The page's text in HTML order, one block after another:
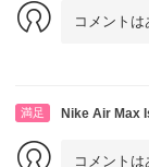
コメント
満足 Nike Air Max
コメント